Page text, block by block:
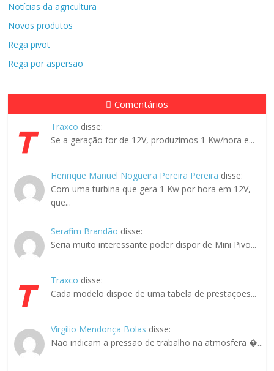
Notícias da agricultura
Novos produtos
Rega pivot
Rega por aspersão
Comentários
Traxco disse:
Se a geração for de 12V, produzimos 1 Kw/hora e...
Henrique Manuel Nogueira Pereira Pereira disse:
Com uma turbina que gera 1 Kw por hora em 12V,
que...
Serafim Brandão disse:
Seria muito interessante poder dispor de Mini Pivo...
Traxco disse:
Cada modelo dispõe de uma tabela de prestações...
Virgílio Mendonça Bolas disse:
Não indicam a pressão de trabalho na atmosfera �...